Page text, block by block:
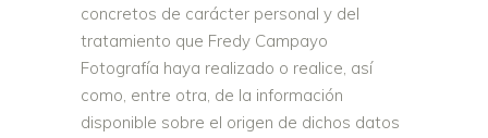
concretos de carácter personal y del
tratamiento que Fredy Campayo
Fotografía haya realizado o realice, así
como, entre otra, de la información
disponible sobre el origen de dichos datos